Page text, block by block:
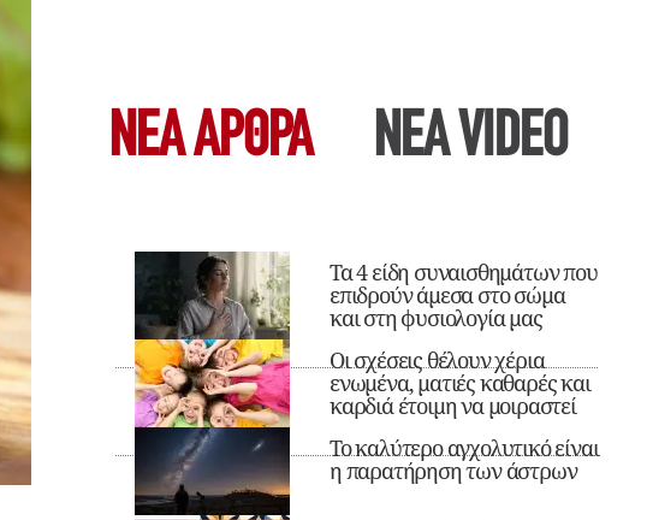
ΝΕΑ ΆΡΘΡΑ ΝΕΑ VIDEO
Τα 4 είδη συναισθημάτων που
επιδρούν άμεσα στο σώμα
και στη φυσιολογία μας
Οι σχέσεις θέλουν χέρια
ενωμένα, ματιές καθαρές και
καρδιά έτοιμη να μοιραστεί
Το καλύτερο αγχολυτικό είναι
η παρατήρηση των άστρων